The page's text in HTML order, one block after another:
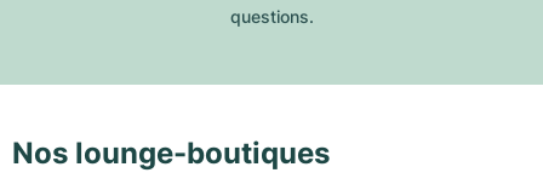
questions.
Nos lounge-boutiques